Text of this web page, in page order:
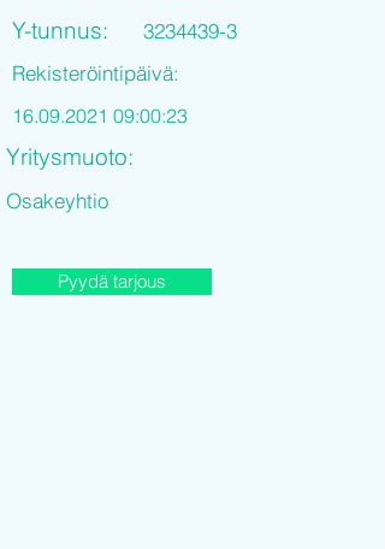
Y-tunnus:
3234439-3
Rekisteröintipäivä:
16.09.2021 09:00:23
Yritysmuoto:
Osakeyhtio
Pyydä tarjous